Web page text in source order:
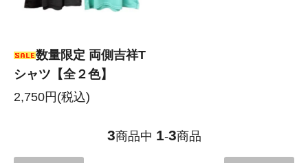
数量限定 両側吉祥T
シャツ【全２色】
2,750円(税込)
3商品中 1-3商品